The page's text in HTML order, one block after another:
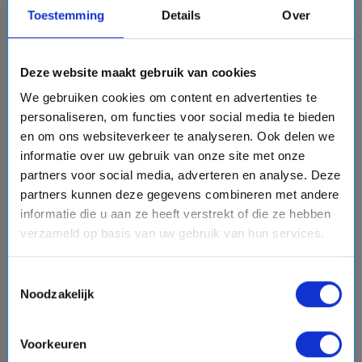
Toestemming Details Over
Deze website maakt gebruik van cookies
We gebruiken cookies om content en advertenties te
personaliseren, om functies voor social media te bieden
en om ons websiteverkeer te analyseren. Ook delen we
informatie over uw gebruik van onze site met onze
partners voor social media, adverteren en analyse. Deze
partners kunnen deze gegevens combineren met andere
informatie die u aan ze heeft verstrekt of die ze hebben
verzameld op basis van uw gebruik van hun services.
Noodzakelijk
Voorkeuren
15 daagse IJsland cruise met de Seabourn Pursuit
Seabourn
eventvan: 23-08-2028 - Tot: 06-09-2028
schedule15 dagen place IJsland
Vaarroute:Reykjavik, Grundarfjorrur, Patreksfjördur, Dag
op Zee, Ittoqqortoormiit, Scoresbysund, Northeast
greenland national park, Northeast greenland national